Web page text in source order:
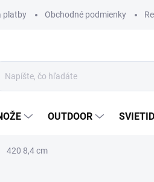
platby Obchodné podmienky
OUTDOOR
420 8,4 cm